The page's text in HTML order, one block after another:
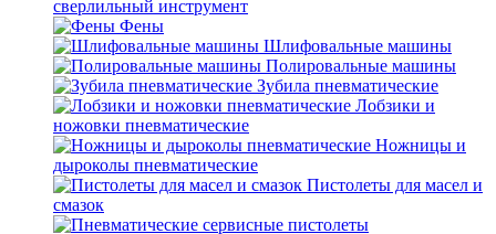
сверлильный инструмент
Фены
Шлифовальные машины
Полировальные машины
Зубила пневматические
Лобзики и
ножовки пневматические
Ножницы и
дыроколы пневматические
Пистолеты для масел и
смазок